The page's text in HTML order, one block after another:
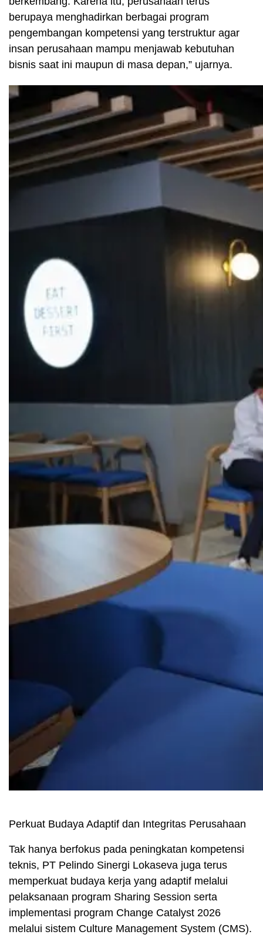
berupaya menghadirkan berbagai program
pengembangan kompetensi yang terstruktur agar
insan perusahaan mampu menjawab kebutuhan
bisnis saat ini maupun di masa depan,” ujarnya.
Perkuat Budaya Adaptif dan Integritas Perusahaan
Tak hanya berfokus pada peningkatan kompetensi
teknis, PT Pelindo Sinergi Lokaseva juga terus
memperkuat budaya kerja yang adaptif melalui
pelaksanaan program Sharing Session serta
implementasi program Change Catalyst 2026
melalui sistem Culture Management System (CMS).